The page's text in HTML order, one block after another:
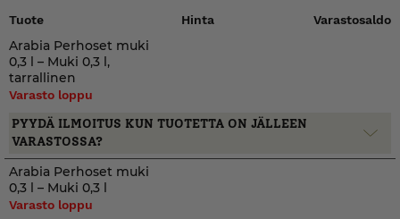
Tuote Hinta Varastosaldo
Arabia Perhoset muki
0,3 l – Muki 0,3 l,
tarrallinen
Varasto loppu
PYYDÄ ILMOITUS KUN TUOTETTA ON JÄLLEEN
VARASTOSSA?
Arabia Perhoset muki
0,3 l – Muki 0,3 l
Varasto loppu